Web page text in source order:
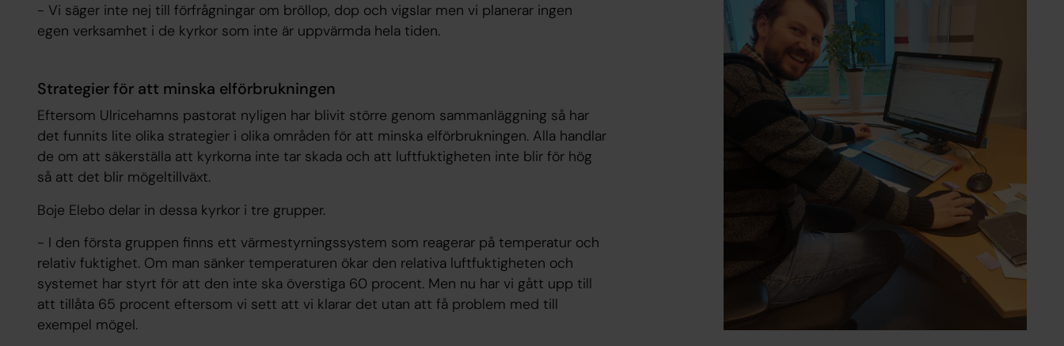
- Vi säger inte nej till förfrågningar om bröllop, dop och vigslar men vi planerar ingen
egen verksamhet i de kyrkor som inte är uppvärmda hela tiden.
Strategier för att minska elförbrukningen
Eftersom Ulricehamns pastorat nyligen har blivit större genom sammanläggning så har
det funnits lite olika strategier i olika områden för att minska elförbrukningen. Alla handlar
de om att säkerställa att kyrkorna inte tar skada och att luftfuktigheten inte blir för hög
så att det blir mögeltillväxt.
Boje Elebo delar in dessa kyrkor i tre grupper.
- I den första gruppen finns ett värmestyrningssystem som reagerar på temperatur och
relativ fuktighet. Om man sänker temperaturen ökar den relativa luftfuktigheten och
systemet har styrt för att den inte ska överstiga 60 procent. Men nu har vi gått upp till
att tillåta 65 procent eftersom vi sett att vi klarar det utan att få problem med till
exempel mögel.